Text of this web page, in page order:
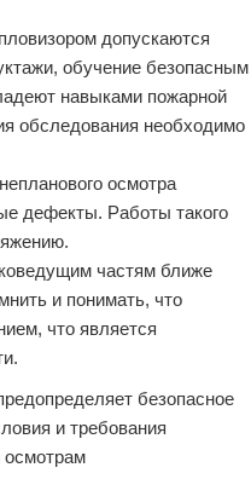
допускаются
обучение безопасным
навыками пожарной
обследования необходимо
осмотра
дефекты. Работы такого
частям ближе
и понимать, что
что является
безопасное
и требования
осмотрам